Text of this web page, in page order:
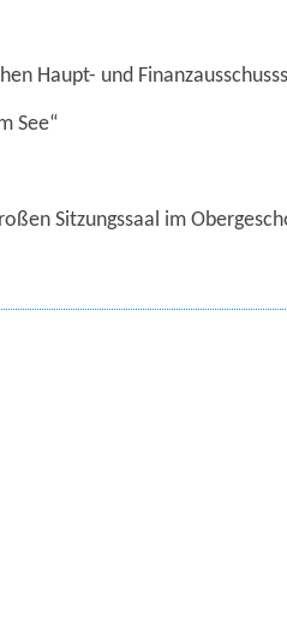
Haupt- und
See“
Sitzungssaal im